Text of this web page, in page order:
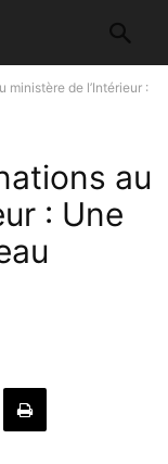
ministère de l’Intérieur :
au
: Une